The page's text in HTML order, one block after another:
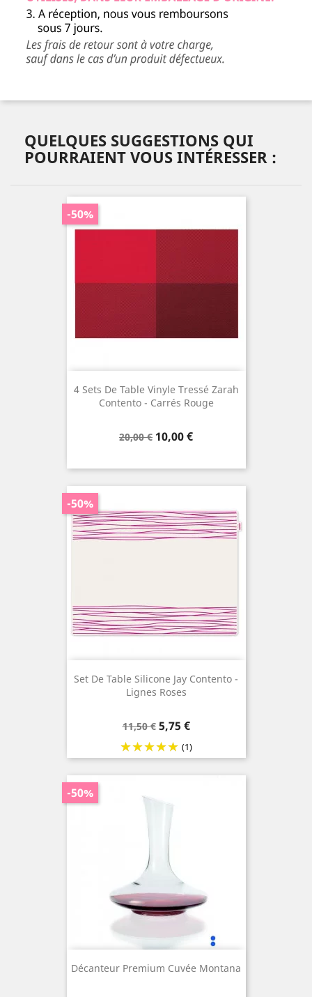
QUELQUES SUGGESTIONS QUI
POURRAIENT VOUS INTÉRESSER :
4 Sets De Table Vinyle Tressé Zarah
Contento - Carrés Rouge
Prix
20,00 €
-50%
Prix
10,00 €
Set De Table Silicone Jay Contento -
Lignes Roses
Prix
de
base
11,50 €
-50%
Prix
5,75 €
(1)
Décanteur Premium Cuvée Montana
-50%